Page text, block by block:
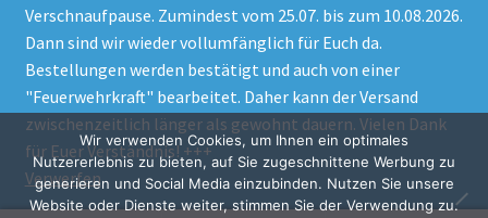
Verschnaufpause. Zumindest vom 25.07. bis zum 10.08.2026.
Dann sind wir wieder vollumfänglich für Euch da.
Bestellungen werden bestätigt und auch von einer
"Feuerwehrkraft" bearbeitet. Daher kann der Versand
zwischenzeitlich länger als gewohnt dauern. Vielen Dank
für Euer Verständnis! +++
Verwerfen
© GParts24 - G-Klasse w463 Trittbretter, Felgen,
Ersatzteile & Zubebehör.
Datenschutzerklärung
Alle Preise inkl. der gesetzlichen MwSt.
Wir verwenden Cookies, um Ihnen ein optimales
Nutzererlebnis zu bieten, auf Sie zugeschnittene Werbung zu
generieren und Social Media einzubinden. Nutzen Sie unsere
Website oder Dienste weiter, stimmen Sie der Verwendung zu.